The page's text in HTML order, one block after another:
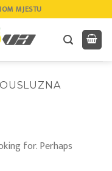
MJESTU
for. Perhaps